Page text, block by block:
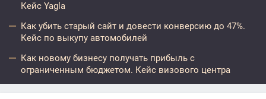
Кейс Yagla
Как убить старый сайт и довести конверсию до 47%.
Кейс по выкупу автомобилей
Как новому бизнесу получать прибыль с
ограниченным бюджетом. Кейс визового центра